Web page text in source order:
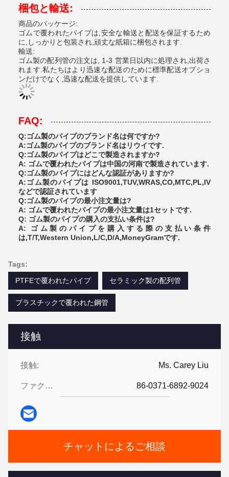
接触
接触: Ms. Carey Liu
ファクシミリ: 86-0371-6892-9024
チャットによるご相談
梱包と輸送:
商品のパッケージ:
ゴムで覆われたパイプは,安全な輸送と配送を保証するため
に,しっかりと包装され,頑丈な紙箱に梱包されます.
輸送:
ゴム製の配列管の注文は, 1-3 営業日以内に処理され,出荷さ
れます.私たちはより迅速な配送のために標準配送オプショ
ンだけでなく,迅速な配送を提供しています.
FAQ:
Q:ゴム製のパイプのブランド名は何ですか?
A:ゴム製のパイプのブランド名はリウイです.
Q:ゴム製のパイプはどこで製造されますか?
A: ゴムで覆われたパイプは中国の河南で製造されています.
Q:ゴム製のパイプにはどんな認証がありますか?
A:ゴム製のパイプは ISO9001,TUV,WRAS,CO,MTC,PL,IV
などで認証されています
Q:ゴム製のパイプの最小注文量は?
A: ゴムで覆われたパイプの最小注文量は1セットです.
Q: ゴム製のパイプの購入の支払い条件は?
A: ゴム製のパイプを購入する際の支払い条件
は,T/T,Western Union,L/C,D/A,MoneyGramです.
Tags:
PTFEで覆われたパイプ
セラミック製の配列管
プラスチックで覆われた鋼管